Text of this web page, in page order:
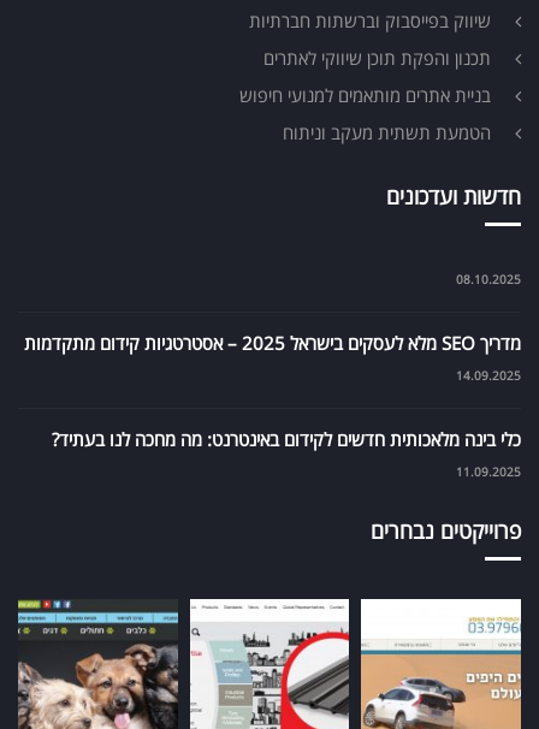
שיווק בפייסבוק וברשתות חברתיות
תכנון והפקת תוכן שיווקי לאתרים
בניית אתרים מותאמים למנועי חיפוש
הטמעת תשתית מעקב וניתוח
חדשות ועדכונים
08.10.2025
מדריך SEO מלא לעסקים בישראל 2025 – אסטרטגיות קידום מתקדמות
14.09.2025
כלי בינה מלאכותית חדשים לקידום באינטרנט: מה מחכה לנו בעתיד?
11.09.2025
פרוייקטים נבחרים